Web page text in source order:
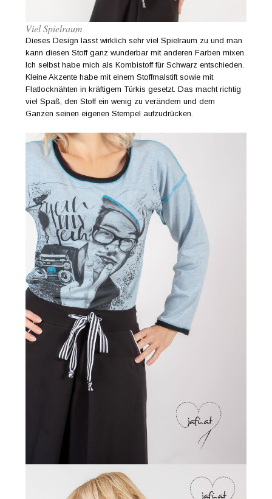
Viel Spielraum
Dieses Design lässt wirklich sehr viel Spielraum zu und man
kann diesen Stoff ganz wunderbar mit anderen Farben mixen.
Ich selbst habe mich als Kombistoff für Schwarz entschieden.
Kleine Akzente habe mit einem Stoffmalstift sowie mit
Flatlocknähten in kräftigem Türkis gesetzt. Das macht richtig
viel Spaß, den Stoff ein wenig zu verändern und dem
Ganzen seinen eigenen Stempel aufzudrücken.